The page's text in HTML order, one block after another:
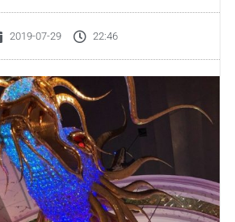
2019-07-29 22:46